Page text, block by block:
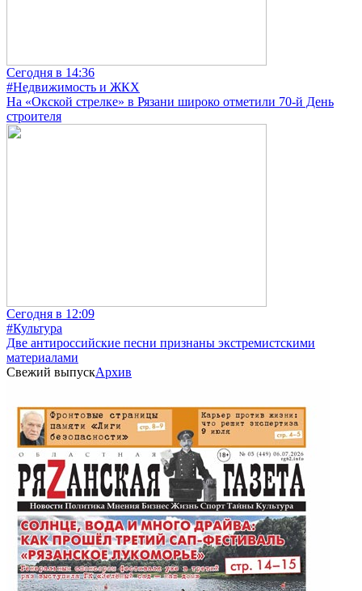
Сегодня в 14:36
#Недвижимость и ЖКХ
На «Окской стрелке» в Рязани широко отметили 70-й День
строителя
Сегодня в 12:09
#Культура
Две антироссийские песни признаны экстремистскими
материалами
Свежий выпускАрхив